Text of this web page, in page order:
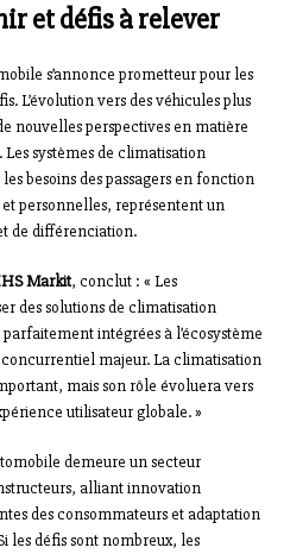
et défis à relever
s’annonce prometteur pour les
L’évolution vers des véhicules plus
nouvelles perspectives en matière
systèmes de climatisation
besoins des passagers en fonction
personnelles, représentent un
de différenciation.
Markit, conclut : « Les
des solutions de climatisation
intégrées à l’écosystème
majeur. La climatisation
mais son rôle évoluera vers
utilisateur globale. »
demeure un secteur
alliant innovation
des consommateurs et adaptation
les défis sont nombreux, les